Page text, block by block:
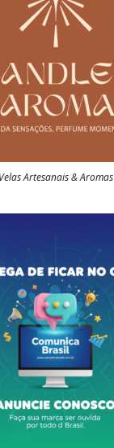
Velas Artesanais & Aromas